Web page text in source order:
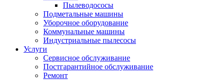
Пылеводососы
Подметальные машины
Уборочное оборудование
Коммунальные машины
Индустриальные пылесосы
Услуги
Сервисное обслуживание
Постгарантийное обслуживание
Ремонт